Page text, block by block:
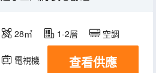
28㎡ 1-2層 空調
電視機 查看供應